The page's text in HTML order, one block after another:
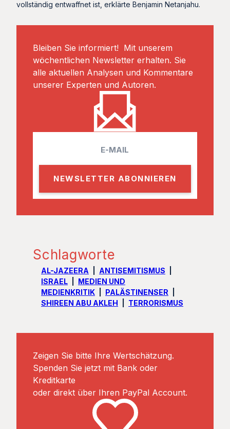
vollständig entwaffnet ist, erklärte Benjamin Netanjahu.
Bleiben Sie informiert! Mit unserem
wöchentlichen Newsletter erhalten. Sie
alle aktuellen Analysen und Kommentare
unserer Experten und Autoren.
l
Schlagworte
AL-JAZEERA
ANTISEMITISMUS
ISRAEL
MEDIEN UND
MEDIENKRITIK
PALÄSTINENSER
SHIREEN ABU AKLEH
TERRORISMUS
Zeigen Sie bitte Ihre Wertschätzung.
Spenden Sie jetzt mit Bank oder
Kreditkarte
oder direkt über Ihren PayPal Account.